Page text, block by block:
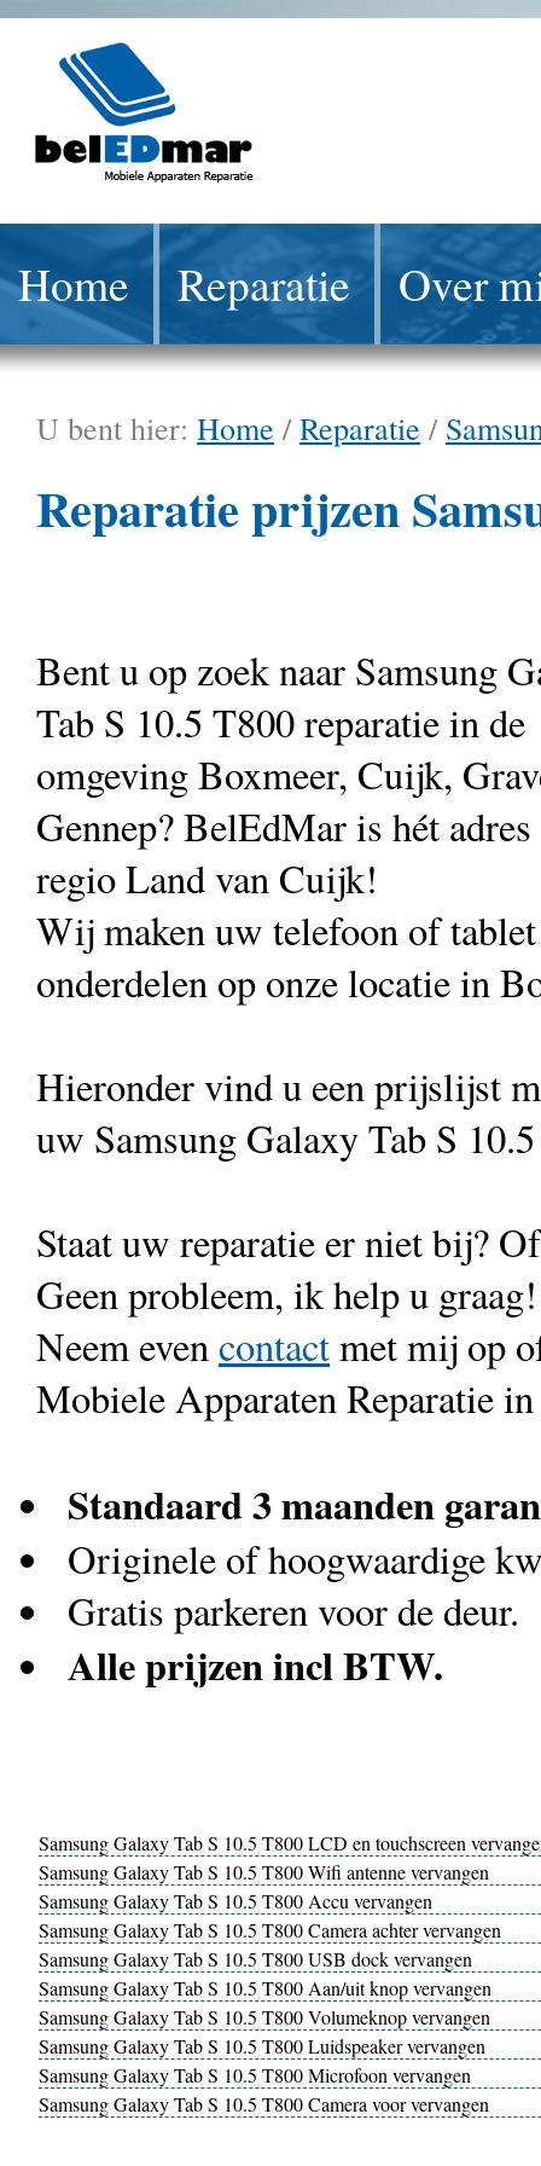
Home Reparatie Over
U bent hier: Home /Reparatie /
Reparatie prijzen
Bent u op zoek naar Samsung
Tab S 10.5 T800 reparatie in de
omgeving Boxmeer, Cuijk,
Gennep? BelEdMar is hét
regio Land van Cuijk!
Wij maken uw telefoon of
onderdelen op onze locatie in
Hieronder vind u een prijslijst
uw Samsung Galaxy Tab S
Staat uw reparatie er niet bij?
Geen probleem, ik help u graag!
Neem evencontactmet mij op
Mobiele Apparaten Reparatie
Standaard 3 maanden
Originele of hoogwaardige
Gratis parkeren voor de deur.
Alle prijzen incl BTW.
Samsung Galaxy Tab S 10.5 T800 LCD en touchscreen
Samsung Galaxy Tab S 10.5 T800 Wifi antenne vervangen
Samsung Galaxy Tab S 10.5 T800 Accu vervangen
Samsung Galaxy Tab S 10.5 T800 Camera achter vervangen
Samsung Galaxy Tab S 10.5 T800 USB dock vervangen
Samsung Galaxy Tab S 10.5 T800 Aan/uit knop vervangen
Samsung Galaxy Tab S 10.5 T800 Volumeknop vervangen
Samsung Galaxy Tab S 10.5 T800 Luidspeaker vervangen
Samsung Galaxy Tab S 10.5 T800 Microfoon vervangen
Samsung Galaxy Tab S 10.5 T800 Camera voor vervangen